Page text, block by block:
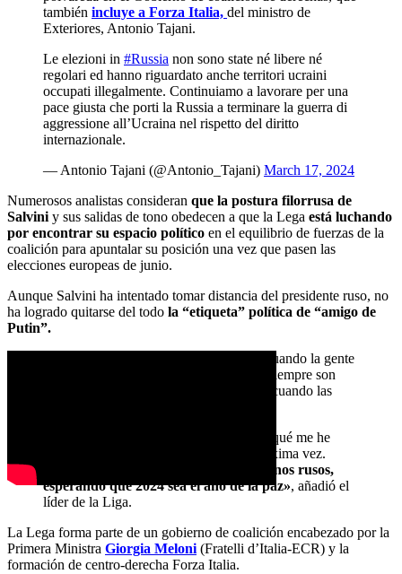
también incluye a Forza Italia, del ministro de
Exteriores, Antonio Tajani.
Le elezioni in #Russia non sono state né libere né
regolari ed hanno riguardato anche territori ucraini
occupati illegalmente. Continuiamo a lavorare per una
pace giusta che porti la Russia a terminare la guerra di
aggressione all’Ucraina nel rispetto del diritto
internazionale.
— Antonio Tajani (@Antonio_Tajani) March 17, 2024
Numerosos analistas consideran que la postura filorrusa de
Salvini y sus salidas de tono obedecen a que la Lega está luchando
por encontrar su espacio político en el equilibrio de fuerzas de la
coalición para apuntalar su posición una vez que pasen las
elecciones europeas de junio.
Aunque Salvini ha intentado tomar distancia del presidente ruso, no
ha logrado quitarse del todo la “etiqueta” política de “amigo de
Putin”.
«En Rusia han votado, tomamos nota. Cuando la gente
vota siempre tiene razón, las elecciones siempre son
buenas tanto cuando uno las gana como cuando las
«Cuando las pierdo, intento entender en qué me he
equivocado y cómo hacerlo mejor la próxima vez.
Tomamos nota del voto de los ciudadanos rusos,
esperando que 2024 sea el año de la paz», añadió el
líder de la Liga.
La Lega forma parte de un gobierno de coalición encabezado por la
Primera Ministra Giorgia Meloni (Fratelli d’Italia-ECR) y la
formación de centro-derecha Forza Italia.